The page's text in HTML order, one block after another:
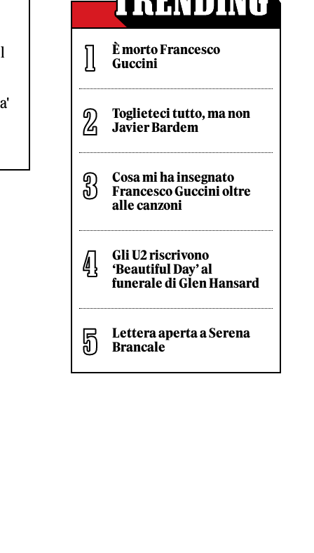
È morto Francesco
Guccini
Toglieteci tutto, ma non
Javier Bardem
Cosa mi ha insegnato
Francesco Guccini oltre
alle canzoni
Gli U2 riscrivono
‘Beautiful Day’ al
funerale di Glen Hansard
Lettera aperta a Serena
Brancale